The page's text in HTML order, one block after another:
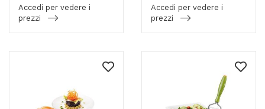
Accedi per vedere i
prezzi
Accedi per vedere i
prezzi